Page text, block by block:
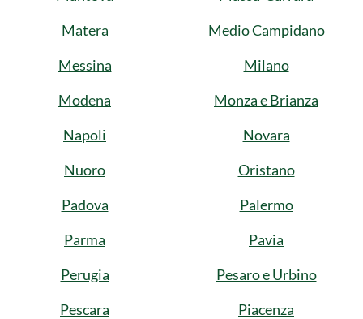
Matera
Medio Campidano
Messina
Milano
Modena
Monza e Brianza
Napoli
Novara
Nuoro
Oristano
Padova
Palermo
Parma
Pavia
Perugia
Pesaro e Urbino
Pescara
Piacenza